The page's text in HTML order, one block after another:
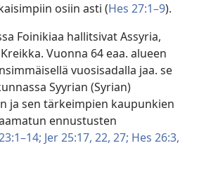
osiin asti (Hes 27:1–9).
Foinikiaa hallitsivat Assyria,
Vuonna 64 eaa. alueen
vuosisadalla jaa. se
Syyrian (Syrian)
ja sen tärkeimpien kaupunkien
ennustusten
Jer 25:17, 22, 27; Hes 26:3,